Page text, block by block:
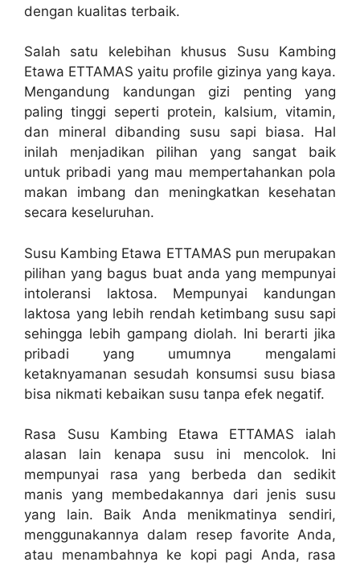
dengan kualitas terbaik.
Salah satu kelebihan khusus Susu Kambing
Etawa ETTAMAS yaitu profile gizinya yang kaya.
Mengandung kandungan gizi penting yang
paling tinggi seperti protein, kalsium, vitamin,
dan mineral dibanding susu sapi biasa. Hal
inilah menjadikan pilihan yang sangat baik
untuk pribadi yang mau mempertahankan pola
makan imbang dan meningkatkan kesehatan
secara keseluruhan.
Susu Kambing Etawa ETTAMAS pun merupakan
pilihan yang bagus buat anda yang mempunyai
intoleransi laktosa. Mempunyai kandungan
laktosa yang lebih rendah ketimbang susu sapi
sehingga lebih gampang diolah. Ini berarti jika
pribadi yang umumnya mengalami
ketaknyamanan sesudah konsumsi susu biasa
bisa nikmati kebaikan susu tanpa efek negatif.
Rasa Susu Kambing Etawa ETTAMAS ialah
alasan lain kenapa susu ini mencolok. Ini
mempunyai rasa yang berbeda dan sedikit
manis yang membedakannya dari jenis susu
yang lain. Baik Anda menikmatinya sendiri,
menggunakannya dalam resep favorite Anda,
atau menambahnya ke kopi pagi Anda, rasa